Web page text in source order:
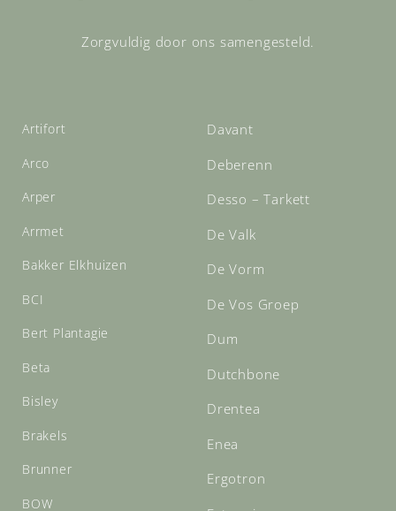
Zorgvuldig door ons samengesteld.
Artifort
Arco
Arper
Arrmet
Bakker Elkhuizen
BCI
Bert Plantagie
Beta
Bisley
Brakels
Brunner
BOW
Davant
Deberenn
Desso – Tarkett
De Valk
De Vorm
De Vos Groep
Dum
Dutchbone
Drentea
Enea
Ergotron